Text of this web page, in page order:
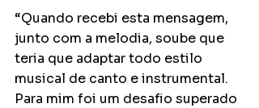
“Quando recebi esta mensagem,
junto com a melodia, soube que
teria que adaptar todo estilo
musical de canto e instrumental.
Para mim foi um desafio superado